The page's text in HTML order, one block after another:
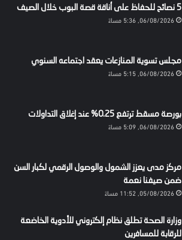
5 نصائح للحفاظ على أناقة قصة البوب خلال الصيف
06/08/2026, 5:36 مساءً
مجلس تسوية المنازعات يعقد اجتماعه السنوي
06/08/2026, 5:15 مساءً
بورصة مسقط ترتفع 0.25% عند إغلاق التداولات
06/08/2026, 5:09 مساءً
مركز مدى يعزز الشمول والوصول الرقمي لكبار السن
ضمن صيفنا نعمة
05/08/2026, 11:52 مساءً
وزارة الصحة تطلق نظام إلكتروني للأدوية الخاضعة
للرقابة للمسافرين